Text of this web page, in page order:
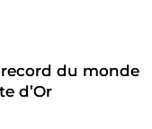
du monde
d’Or